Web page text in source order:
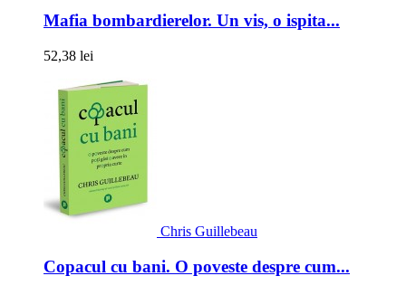
Mafia bombardierelor. Un vis, o ispita...
52,38 lei
Chris Guillebeau
Copacul cu bani. O poveste despre cum...